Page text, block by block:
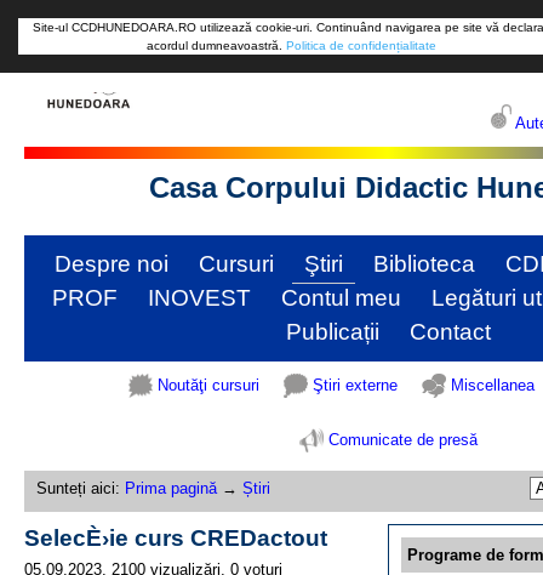
Site-ul CCDHUNEDOARA.RO utilizează cookie-uri. Continuând navigarea pe site vă
acordul dumneavoastră. Politica de confidențialitate
Casa Corpului Didactic
Despre noi Cursuri Ştiri Biblioteca
PROF
INOVEST Contul meu
Legături
Publicații
Contact
Noutăţi cursuri Ştiri externe Miscellanea
Comunicate de presă
Sunteți aici: Prima pagină→ Știri
Programe de
SelecÈ›ie curs CREDactout
05.09.2023, 2100 vizualizări, 0 voturi